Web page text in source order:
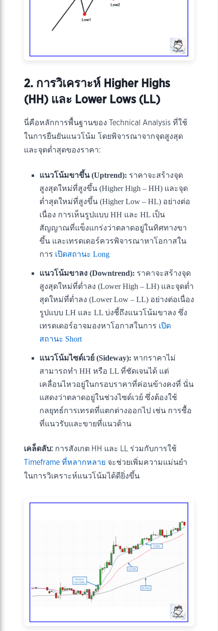
2. การวิเคราะห์ Higher Highs
(HH) และ Lower Lows (LL)
นี่คือหลักการพื้นฐานของ Technical Analysis ที่ใช้
ในการยืนยันแนวโน้ม โดยพิจารณาจากจุดสูงสุด
และจุดต่ำสุดของราคา:
แนวโน้มขาขึ้น (Uptrend): ราคาจะสร้างจุด
สูงสุดใหม่ที่สูงขึ้น (Higher High – HH) และจุด
ต่ำสุดใหม่ที่สูงขึ้น (Higher Low – HL) อย่างต่อ
เนื่อง การเห็นรูปแบบ HH และ HL เป็น
สัญญาณที่แข็งแกร่งว่าตลาดอยู่ในทิศทางขา
ขึ้น และเทรดเดอร์ควรพิจารณาหาโอกาสใน
การ เปิดสถานะ Long
แนวโน้มขาลง (Downtrend): ราคาจะสร้างจุด
สูงสุดใหม่ที่ต่ำลง (Lower High – LH) และจุดต่ำ
สุดใหม่ที่ต่ำลง (Lower Low – LL) อย่างต่อเนื่อง
รูปแบบ LH และ LL บ่งชี้ถึงแนวโน้มขาลง ซึ่ง
เทรดเดอร์อาจมองหาโอกาสในการ เปิด
สถานะ Short
แนวโน้มไซด์เวย์ (Sideway): หากราคาไม่
สามารถทำ HH หรือ LL ที่ชัดเจนได้ แต่
เคลื่อนไหวอยู่ในกรอบราคาที่ค่อนข้างคงที่ นั่น
แสดงว่าตลาดอยู่ในช่วงไซด์เวย์ ซึ่งต้องใช้
กลยุทธ์การเทรดที่แตกต่างออกไป เช่น การซื้อ
ที่แนวรับและขายที่แนวต้าน
เคล็ดลับ: การสังเกต HH และ LL ร่วมกับการใช้
Timeframe ที่หลากหลาย จะช่วยเพิ่มความแม่นยำ
ในการวิเคราะห์แนวโน้มได้ดียิ่งขึ้น